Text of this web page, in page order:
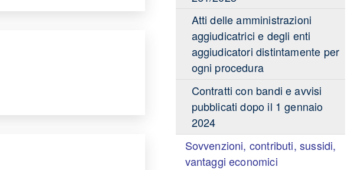
Atti delle amministrazioni
aggiudicatrici e degli enti
aggiudicatori distintamente per
ogni procedura
Contratti con bandi e avvisi
pubblicati dopo il 1 gennaio
2024
Sovvenzioni, contributi, sussidi,
vantaggi economici